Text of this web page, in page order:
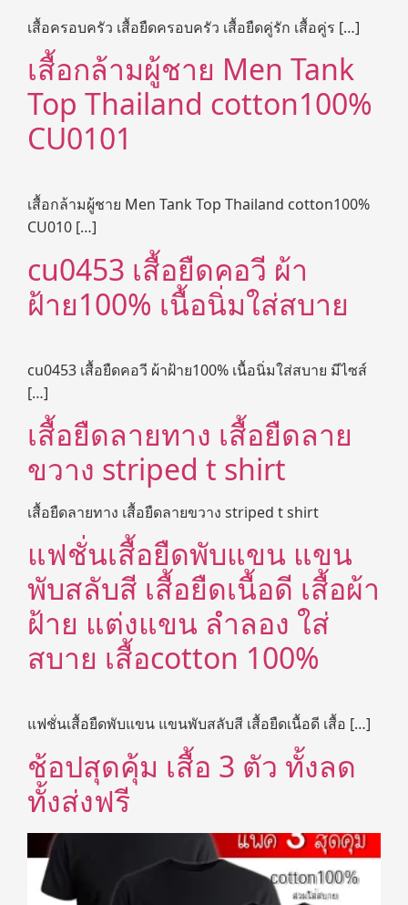
เสื้อครอบครัว เสื้อยืดครอบครัว เสื้อยืดคู่รัก เสื้อคู่ร […]
เสื้อกล้ามผู้ชาย Men Tank
Top Thailand cotton100%
CU0101
เสื้อกล้ามผู้ชาย Men Tank Top Thailand cotton100%
CU010 […]
cu0453 เสื้อยืดคอวี ผ้า
ฝ้าย100% เนื้อนิ่มใส่สบาย
cu0453 เสื้อยืดคอวี ผ้าฝ้าย100% เนื้อนิ่มใส่สบาย มีไซส์
[…]
เสื้อยืดลายทาง เสื้อยืดลาย
ขวาง striped t shirt
เสื้อยืดลายทาง เสื้อยืดลายขวาง striped t shirt
แฟชั่นเสื้อยืดพับแขน แขน
พับสลับสี เสื้อยืดเนื้อดี เสื้อผ้า
ฝ้าย แต่งแขน ลำลอง ใส่
สบาย เสื้อcotton 100%
แฟชั่นเสื้อยืดพับแขน แขนพับสลับสี เสื้อยืดเนื้อดี เสื้อ […]
ช้อปสุดคุ้ม เสื้อ 3 ตัว ทั้งลด
ทั้งส่งฟรี